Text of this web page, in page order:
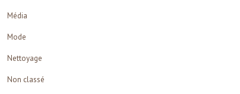
Média
Mode
Nettoyage
Non classé